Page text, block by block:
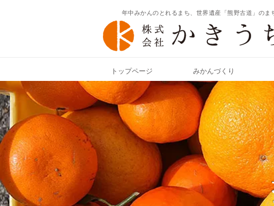
年中みかんのとれるまち、世界遺産「熊野古道」のま
トップページ みかんづくり